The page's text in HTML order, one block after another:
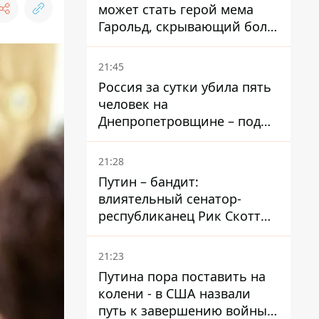
может стать герой мема
Гарольд, скрывающий боль
– он возглавил народное
голосование
21:45
Россия за сутки убила пять
человек на
Днепропетровщине – под
ударами оказались пять
районов области
21:28
Путин – бандит:
влиятельный сенатор-
республиканец Рик Скотт
призвал Конгресс привлечь
РФ к ответственности за
21:23
Путина пора поставить на
колени - в США назвали
путь к завершению войны -